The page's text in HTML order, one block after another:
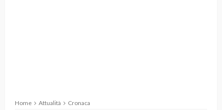
Home Attualità Cronaca